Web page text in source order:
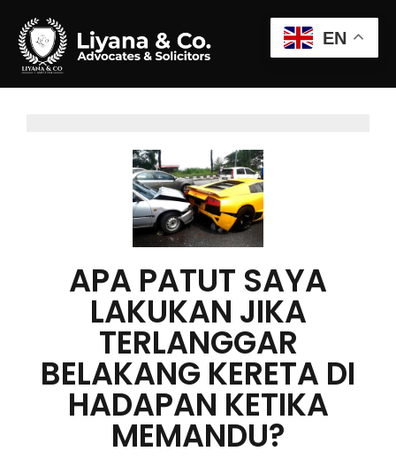
APA PATUT SAYA
LAKUKAN JIKA
TERLANGGAR
BELAKANG KERETA DI
HADAPAN KETIKA
MEMANDU?
EN